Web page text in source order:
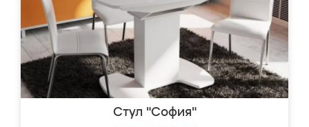
Стул "София"